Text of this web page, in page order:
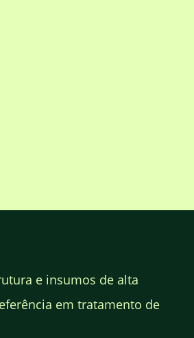
e insumos de alta
em tratamento de